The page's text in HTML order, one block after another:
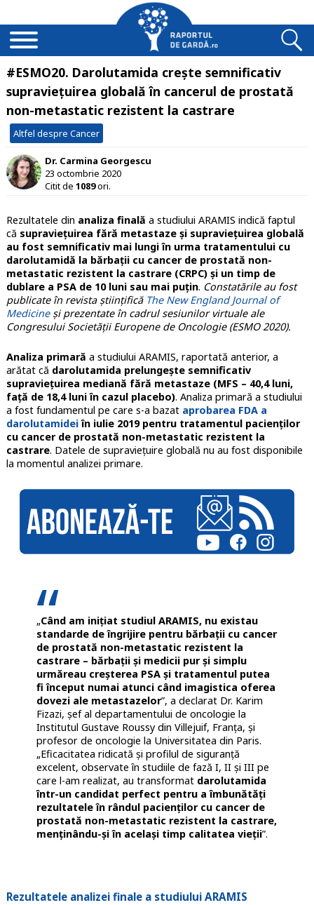
#ESMO20. Darolutamida crește semnificativ
supraviețuirea globală în cancerul de prostată
non-metastatic rezistent la castrare
Altfel despre Cancer
Dr. Carmina Georgescu
23 octombrie 2020
Citit de 1089ori.
Rezultatele din analiza finală a studiului ARAMIS indică faptul
că supraviețuirea fără metastaze și supraviețuirea globală
au fost semnificativ mai lungi în urma tratamentului cu
darolutamidă la bărbații cu cancer de prostată non-
metastatic rezistent la castrare (CRPC) și un timp de
dublare a PSA de 10 luni sau mai puțin. Constatările au fost
publicate în revista științifică The New England Journal of
Medicineși prezentate în cadrul sesiunilor virtuale ale
Congresului Societății Europene de Oncologie (ESMO 2020).
Analiza primară a studiului ARAMIS, raportată anterior, a
arătat că darolutamida prelungește semnificativ
supraviețuirea mediană fără metastaze (MFS – 40,4 luni,
față de 18,4 luni în cazul placebo). Analiza primară a studiului
a fost fundamentul pe care s-a bazat aprobarea FDA a
darolutamideiîn iulie 2019 pentru tratamentul pacienților
cu cancer de prostată non-metastatic rezistent la
castrare. Datele de supraviețuire globală nu au fost disponibile
la momentul analizei primare.
„Când am inițiat studiul ARAMIS, nu existau
standarde de îngrijire pentru bărbații cu cancer
de prostată non-metastatic rezistent la
castrare – bărbații și medicii pur și simplu
urmăreau creșterea PSA și tratamentul putea
fi început numai atunci când imagistica oferea
dovezi ale metastazelor”, a declarat Dr. Karim
Fizazi, șef al departamentului de oncologie la
Institutul Gustave Roussy din Villejuif, Franța, și
profesor de oncologie la Universitatea din Paris.
„Eficacitatea ridicată și profilul de siguranță
excelent, observate în studiile de fază I, II și III pe
care l-am realizat, au transformat darolutamida
într-un candidat perfect pentru a îmbunătăți
rezultatele în rândul pacienților cu cancer de
prostată non-metastatic rezistent la castrare,
menținându-și în același timp calitatea vieții”.
Rezultatele analizei finale a studiului ARAMIS